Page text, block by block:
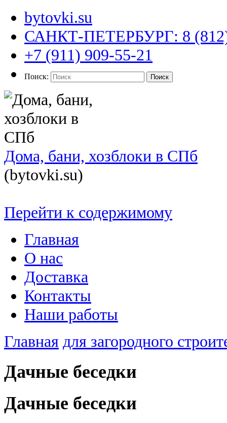
bytovki.su
САНКТ-ПЕТЕРБУРГ: 8 (812)
+7 (911) 909-55-21
Поиск: Поиск
Дома, бани, хозблоки в СПб
(bytovki.su)
Перейти к содержимому
Главная
О нас
Доставка
Контакты
Наши работы
Главная для загородного
Дачные беседки
Дачные беседки